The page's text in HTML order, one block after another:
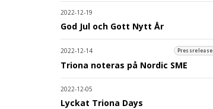
2022-12-19
God Jul och Gott Nytt År
2022-12-14 Pressrelease
Triona noteras på Nordic SME
2022-12-05
Lyckat Triona Days